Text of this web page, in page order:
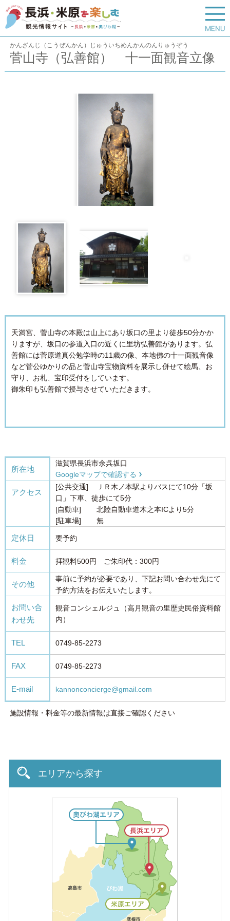
かんざんじ（こうぜんかん）じゅういちめんかんのんりゅうぞう
菅山寺（弘善館） 十一面観音立像
天満宮、菅山寺の本殿は山上にあり坂口の里より徒歩50分かか
りますが、坂口の参道入口の近くに里坊弘善館があります。弘
善館には菅原道真公勉学時の11歳の像、本地佛の十一面観音像
など菅公ゆかりの品と菅山寺宝物資料を展示し併せて絵馬、お
守り、お札、宝印受付をしています。
御朱印も弘善館で授与させていただきます。
所在地
滋賀県長浜市余呉坂口
Googleマップで確認する
アクセス
[公共交通]
ＪＲ木ノ本駅よりバスにて10分「坂
口」下車、徒歩にて5分
[自動車]
北陸自動車道木之本ICより5分
[駐車場]
無
定休日 要予約
料金 拝観料500円 ご朱印代：300円
その他
事前に予約が必要であり、下記お問い合わせ先にて
予約方法をお伝えいたします。
お問い合
わせ先
観音コンシェルジュ（高月観音の里歴史民俗資料館
内）
TEL 0749-85-2273
FAX 0749-85-2273
E-mail kannonconcierge@gmail.com
施設情報・料金等の最新情報は直接ご確認ください
エリアから探す